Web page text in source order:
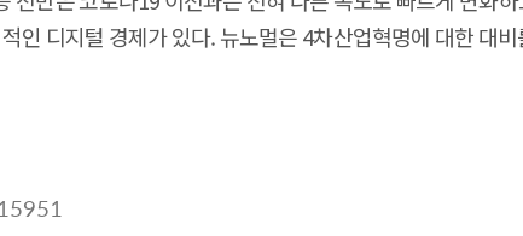
operations can lead to human casualties.
accidents, and ensuring safety in emergency
accidents. This report examines such cases to
further enhancement. Through this, we aim to
인 디지털 경제가 있다. 뉴노멀은 4차산업혁명에 대한 대
15951